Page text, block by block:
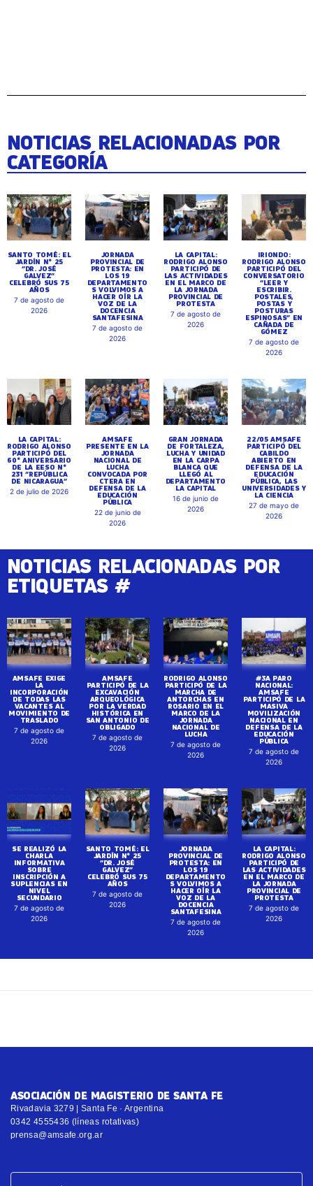
NOTICIAS RELACIONADAS POR
CATEGORÍA
SANTO TOMÉ: EL
JARDÍN N° 25
“DR. JOSÉ
GALVEZ”
CELEBRÓ SUS 75
AÑOS
7 de agosto de
2026
JORNADA
PROVINCIAL DE
PROTESTA: EN
LOS 19
DEPARTAMENTO
S VOLVIMOS A
HACER OÍR LA
VOZ DE LA
DOCENCIA
SANTAFESINA
7 de agosto de
2026
LA CAPITAL:
RODRIGO ALONSO
PARTICIPÓ DE
LAS ACTIVIDADES
EN EL MARCO DE
LA JORNADA
PROVINCIAL DE
PROTESTA
7 de agosto de
2026
IRIONDO:
RODRIGO ALONSO
PARTICIPÓ DEL
CONVERSATORIO
“LEER Y
ESCRIBIR.
POSTALES,
POSTAS Y
POSTURAS
ESPINOSAS” EN
CAÑADA DE
GÓMEZ
7 de agosto de
2026
LA CAPITAL:
RODRIGO ALONSO
PARTICIPÓ DEL
60° ANIVERSARIO
DE LA EESO N°
231 “REPÚBLICA
DE NICARAGUA”
2 de julio de 2026
AMSAFE
PRESENTE EN LA
JORNADA
NACIONAL DE
LUCHA
CONVOCADA POR
CTERA EN
DEFENSA DE LA
EDUCACIÓN
PÚBLICA
22 de junio de
2026
GRAN JORNADA
DE FORTALEZA,
LUCHA Y UNIDAD
EN LA CARPA
BLANCA QUE
LLEGÓ AL
DEPARTAMENTO
LA CAPITAL
16 de junio de
2026
22/05 AMSAFE
PARTICIPÓ DEL
CABILDO
ABIERTO EN
DEFENSA DE LA
EDUCACIÓN
PÚBLICA, LAS
UNIVERSIDADES Y
LA CIENCIA
27 de mayo de
2026
NOTICIAS RELACIONADAS POR
ETIQUETAS #
AMSAFE EXIGE
LA
INCORPORACIÓN
DE TODAS LAS
VACANTES AL
MOVIMIENTO DE
TRASLADO
7 de agosto de
2026
AMSAFE
PARTICIPÓ DE LA
EXCAVACIÓN
ARQUEOLÓGICA
POR LA VERDAD
HISTÓRICA EN
SAN ANTONIO DE
OBLIGADO
7 de agosto de
2026
RODRIGO ALONSO
PARTICIPÓ DE LA
MARCHA DE
ANTORCHAS EN
ROSARIO EN EL
MARCO DE LA
JORNADA
NACIONAL DE
LUCHA
7 de agosto de
2026
#3A PARO
NACIONAL:
AMSAFE
PARTICIPÓ DE LA
MASIVA
MOVILIZACIÓN
NACIONAL EN
DEFENSA DE LA
EDUCACIÓN
PÚBLICA
7 de agosto de
2026
SE REALIZÓ LA
CHARLA
INFORMATIVA
SOBRE
INSCRIPCIÓN A
SUPLENCIAS EN
NIVEL
SECUNDARIO
7 de agosto de
2026
SANTO TOMÉ: EL
JARDÍN N° 25
“DR. JOSÉ
GALVEZ”
CELEBRÓ SUS 75
AÑOS
7 de agosto de
2026
JORNADA
PROVINCIAL DE
PROTESTA: EN
LOS 19
DEPARTAMENTO
S VOLVIMOS A
HACER OÍR LA
VOZ DE LA
DOCENCIA
SANTAFESINA
7 de agosto de
2026
LA CAPITAL:
RODRIGO ALONSO
PARTICIPÓ DE
LAS ACTIVIDADES
EN EL MARCO DE
LA JORNADA
PROVINCIAL DE
PROTESTA
7 de agosto de
2026
ASOCIACIÓN DE MAGISTERIO DE SANTA FE
Rivadavia 3279 | Santa Fe · Argentina
0342 4555436 (líneas rotativas)
prensa@amsafe.org.ar